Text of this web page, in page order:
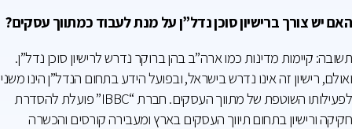
האם יש צורך ברישיון סוכן נדל”ן על מנת לעבוד כמתווך עסקים?
תשובה: קיימות מדינות כמו ארה”ב בהן ברוקר נדרש לרישיון סוכן נדל”ן.
ואולם, רישיון זה אינו נדרש בישראל, ובפועל הידע בתחום הנדל”ן הינו משני
לפעילותו השוטפת של מתווך העסקים. חברת “IBBC” פועלת להסדרת
חקיקה ורישיון בתחום תיווך העסקים בארץ ומעבירה קורסים והכשרה